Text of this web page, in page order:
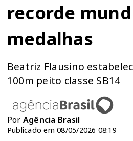
recorde
medalhas
Beatriz Flausino
100m peito classe SB14
Por Agência Brasil
Publicado em 08/05/2026 08:19